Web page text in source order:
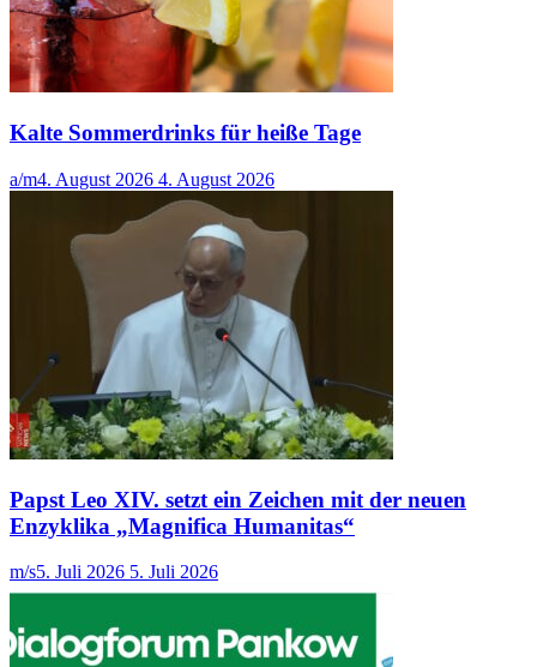
Kalte Sommerdrinks für heiße Tage
a/m4. August 2026 4. August 2026
Papst Leo XIV. setzt ein Zeichen mit der neuen
Enzyklika „Magnifica Humanitas“
m/s5. Juli 2026 5. Juli 2026